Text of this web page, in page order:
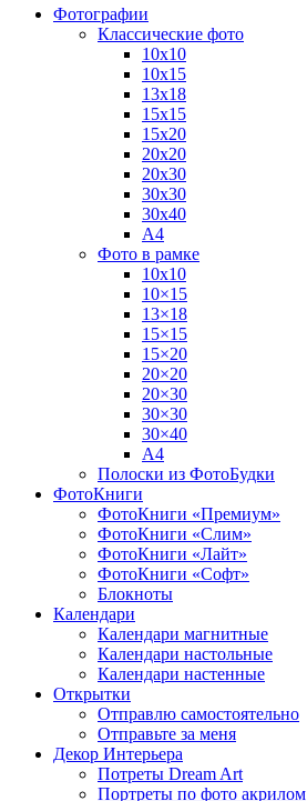
Фотографии
Классические фото
10х10
10х15
13х18
15х15
15х20
20х20
20х30
30х30
30х40
А4
Фото в рамке
10х10
10×15
13×18
15×15
15×20
20×20
20×30
30×30
30×40
A4
Полоски из ФотоБудки
ФотоКниги
ФотоКниги «Премиум»
ФотоКниги «Слим»
ФотоКниги «Лайт»
ФотоКниги «Софт»
Блокноты
Календари
Календари магнитные
Календари настольные
Календари настенные
Открытки
Отправлю самостоятельно
Отправьте за меня
Декор Интерьера
Потреты Dream Art
Портреты по фото акрилом